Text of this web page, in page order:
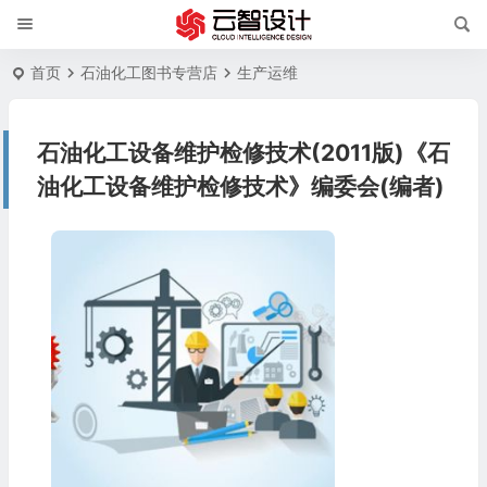
首页 石油化工图书专营店 生产运维
石油化工设备维护检修技术(2011版)《石
油化工设备维护检修技术》编委会(编者)